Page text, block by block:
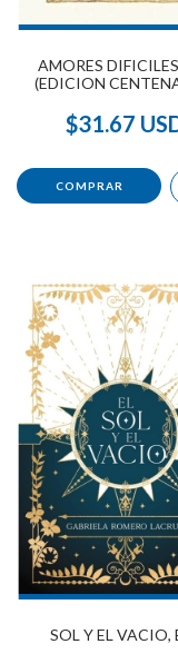
AMORES
(EDICION
$31.67
SOL Y EL VACIO,